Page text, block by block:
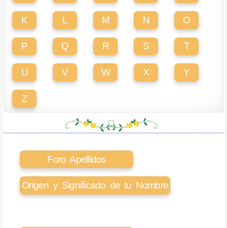
K L M N O
P Q R S T
U V W X Y
Z
Foro Apellidos
Origen y Significado de tu Nombre